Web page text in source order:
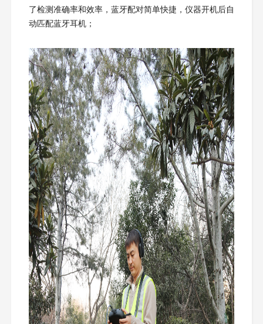
了检测准确率和效率，蓝牙配对简单快捷，仪器开机后自
动匹配蓝牙耳机；